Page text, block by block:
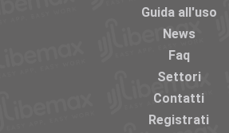
Guida all'uso
News
Faq
Settori
Contatti
Registrati